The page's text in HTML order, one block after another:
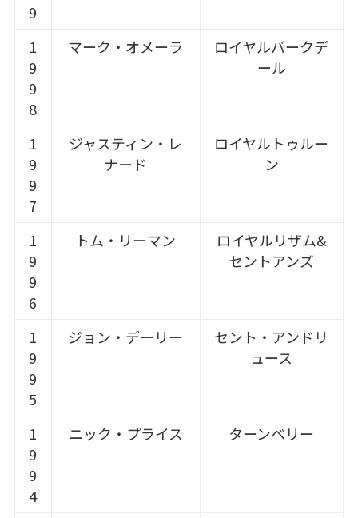
9
1
9
9
8
マーク・オメーラ
ロイヤルバークデ
ール
1
9
9
7
ジャスティン・レ
ナード
ロイヤルトゥルー
ン
1
9
9
6
トム・リーマン
ロイヤルリザム&
セントアンズ
1
9
9
5
ジョン・デーリー
セント・アンドリ
ュース
1
9
9
4
ニック・プライス ターンベリー